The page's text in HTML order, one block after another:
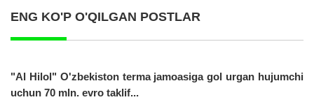
ENG KO'P O'QILGAN POSTLAR
"Al Hilol" O'zbekiston terma jamoasiga gol urgan hujumchi
uchun 70 mln. evro taklif...